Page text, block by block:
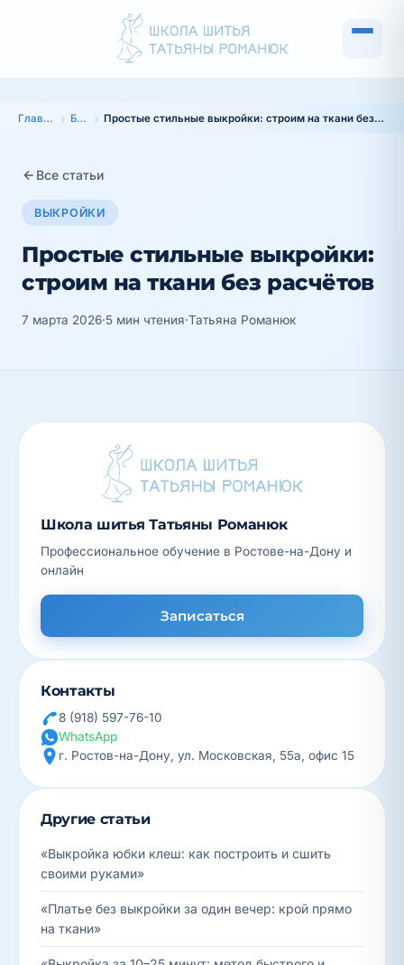
Главная Блог Простые стильные выкройки: строим на ткани без расчётов
Все статьи
ВЫКРОЙКИ
Простые стильные выкройки:
строим на ткани без расчётов
7 марта 2026·5 мин чтения·Татьяна Романюк
Школа шитья Татьяны Романюк
Профессиональное обучение в Ростове-на-Дону и
онлайн
Записаться
Контакты
8 (918) 597-76-10
WhatsApp
г. Ростов-на-Дону, ул. Московская, 55а, офис 15
Другие статьи
«Выкройка юбки клеш: как построить и сшить
своими руками»
«Платье без выкройки за один вечер: крой прямо
на ткани»